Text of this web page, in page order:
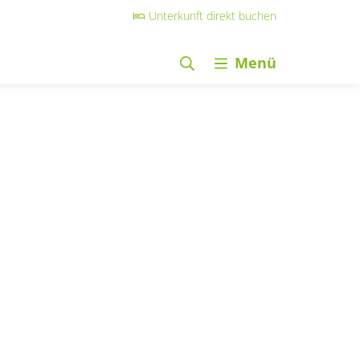
Unterkunft direkt buchen
Menü